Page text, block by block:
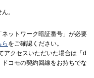
。
ットワーク暗証番号」が必要
ら をご確認ください。
アクセスいただいた場合は「d
コモの契約回線をお持ちでな